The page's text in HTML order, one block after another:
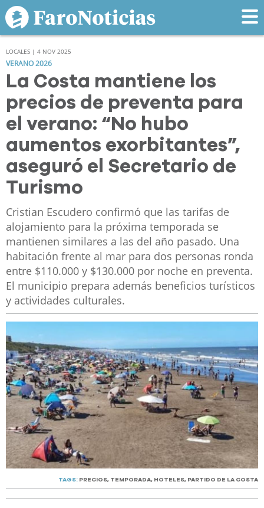
LOCALES | 4 NOV 2025
VERANO 2026
La Costa mantiene los
precios de preventa para
el verano: “No hubo
aumentos exorbitantes”,
aseguró el Secretario de
Turismo
Cristian Escudero confirmó que las tarifas de
alojamiento para la próxima temporada se
mantienen similares a las del año pasado. Una
habitación frente al mar para dos personas ronda
entre $110.000 y $130.000 por noche en preventa.
El municipio prepara además beneficios turísticos
y actividades culturales.
TAGS: PRECIOS, TEMPORADA, HOTELES, PARTIDO DE LA COSTA